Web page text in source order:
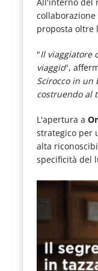
le
novità
del
Horeca.
proposta oltre
"Il viaggiatore
viaggio",
Scirocco in
costruendo al
L'apertura a
strategico per
alta
specificità del